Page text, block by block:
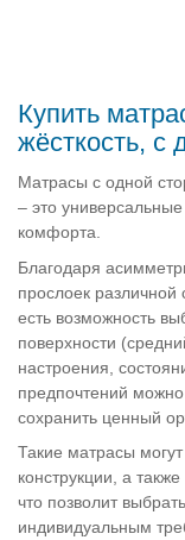
Купить
жёсткость, с
Матрасы с одной
– это
комфорта.
Благодаря
прослоек различной
есть возможность
поверхности
настроения,
предпочтений
сохранить ценный
Такие матрасы
конструкции, а
что позволит
индивидуальным